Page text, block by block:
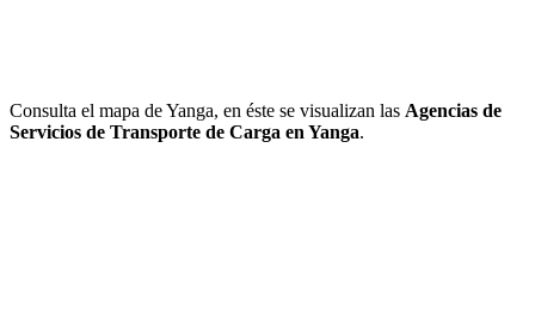
Consulta el mapa de Yanga, en éste se visualizan las Agencias de
Servicios de Transporte de Carga en Yanga.